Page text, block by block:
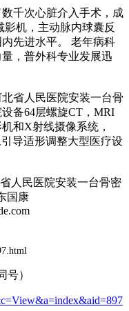
千次心脏介入手术，成
机，主动脉内球囊反
先进水平。 老年病科
，普外科专业发展迅
北省人民医院安装一台骨
备64层螺旋CT，MRI
和X射线摄像系统，
导适形调整大型医疗设
人民医院安装一台骨密
国康
号）